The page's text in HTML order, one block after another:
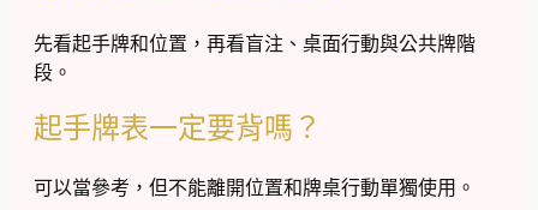
先看起手牌和位置，再看盲注、桌面行動與公共牌階
段。
起手牌表一定要背嗎？
可以當參考，但不能離開位置和牌桌行動單獨使用。